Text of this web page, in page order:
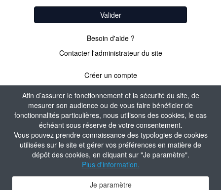
Afin d’assurer le fonctionnement et la sécurité du site, de
mesurer son audience ou de vous faire bénéficier de
fonctionnalités particulières, nous utilisons des cookies, le cas
échéant sous réserve de votre consentement.
Vous pouvez prendre connaissance des typologies de cookies
utilisées sur le site et gérer vos préférences en matière de
dépôt des cookies, en cliquant sur "Je paramètre".
Plus d'information.
Je paramètre
Valider
Besoin d'aide ?
Contacter l'administrateur du site
Créer un compte
PAS ENCORE
ADHÉRENT ?
Valider
Contacter l'administrateur du site